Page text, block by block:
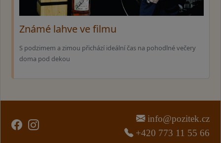
Známé lahve ve filmu
S podzimem a zimou přichází ideální čas na pohodlné večery
doma pod dekou
info@pozitek.cz
+420 773 11 55 66